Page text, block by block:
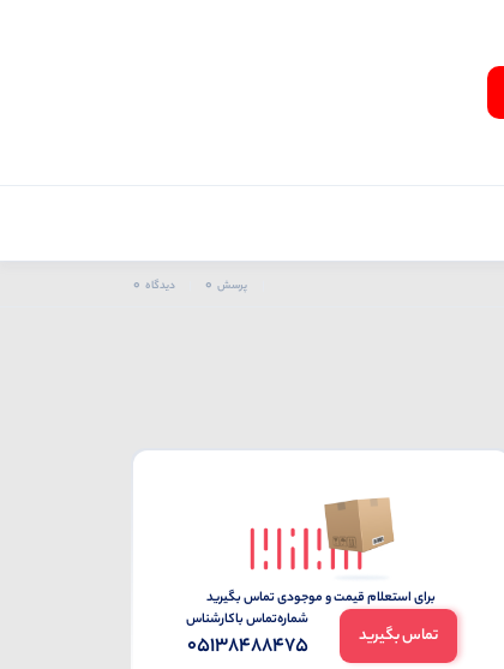
پرسش 0 دیدگاه 0
برای استعلام قیمت و موجودی تماس بگیرید
تماس بگیرید
شماره‌تماس‌ با‌کارشناس
05138488475